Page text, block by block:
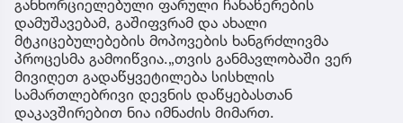
განხორციელებული ფარული ჩანაწერების
დამუშავებამ, გაშიფვრამ და ახალი
მტკიცებულებების მოპოვების ხანგრძლივმა
პროცესმა გამოიწვია.„თვის განმავლობაში ვერ
მივიღეთ გადაწყვეტილება სისხლის
სამართლებრივი დევნის დაწყებასთან
დაკავშირებით ნია იმნაძის მიმართ.